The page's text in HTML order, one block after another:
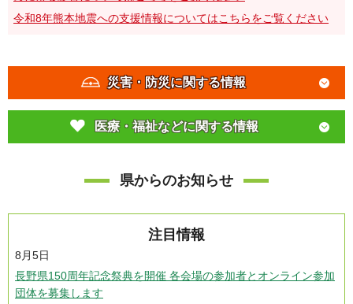
令和8年熊本地震への支援情報についてはこちらをご覧ください
災害・防災に関する情報
医療・福祉などに関する情報
県からのお知らせ
注目情報
8月5日
長野県150周年記念祭典を開催 各会場の参加者とオンライン参加
団体を募集します